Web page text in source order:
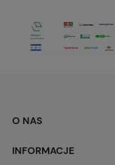
O NAS
INFORMACJE